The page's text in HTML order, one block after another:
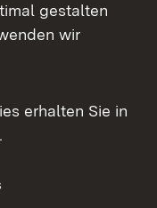
gestalten
wir
erhalten Sie in
.